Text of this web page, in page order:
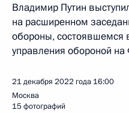
Владимир Путин
на расширенном
обороны, состоявшемся
управления обороной
21 декабря 2022 года 16:00
Москва
15 фотографий